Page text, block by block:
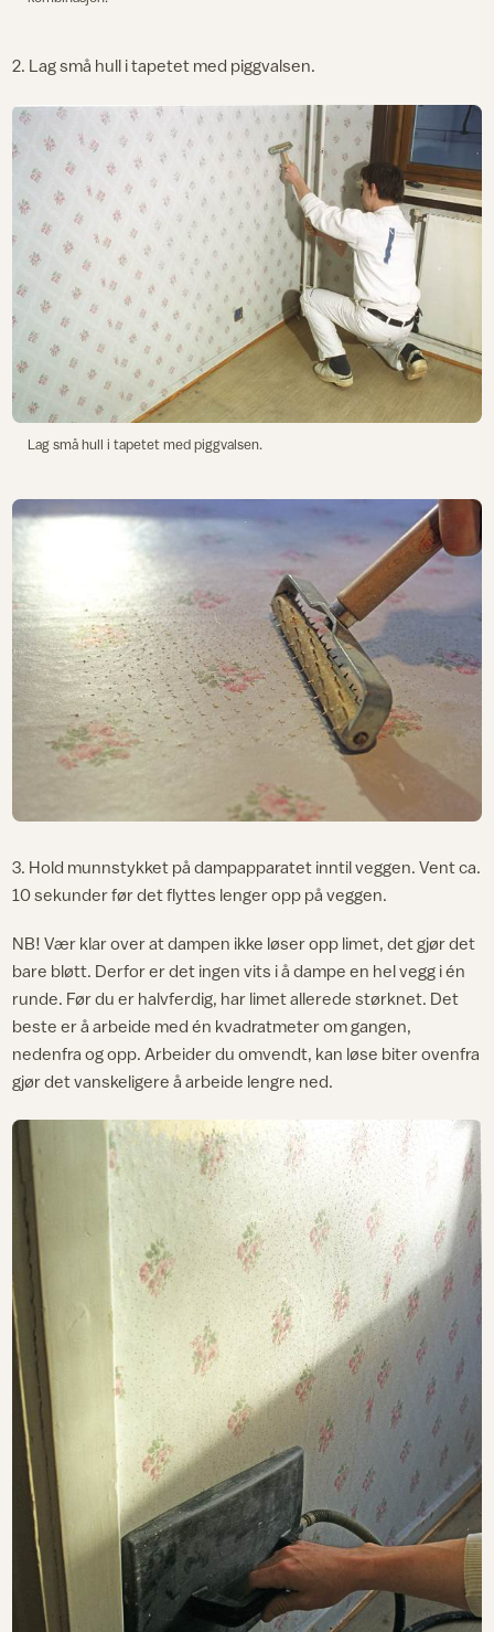
2. Lag små hull i tapetet med piggvalsen.
Lag små hull i tapetet med piggvalsen.
3. Hold munnstykket på dampapparatet inntil veggen. Vent ca.
10 sekunder før det flyttes lenger opp på veggen.
NB! Vær klar over at dampen ikke løser opp limet, det gjør det
bare bløtt. Derfor er det ingen vits i å dampe en hel vegg i én
runde. Før du er halvferdig, har limet allerede størknet. Det
beste er å arbeide med én kvadratmeter om gangen,
nedenfra og opp. Arbeider du omvendt, kan løse biter ovenfra
gjør det vanskeligere å arbeide lengre ned.